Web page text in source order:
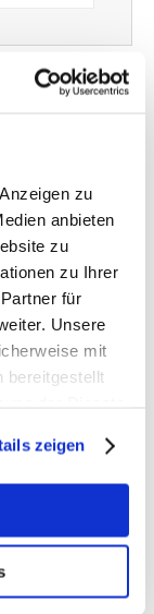
zu
anbieten
zu
zu Ihrer
für
Unsere
mit
bereitgestellt
zeigen
247,52 €
600,95 €